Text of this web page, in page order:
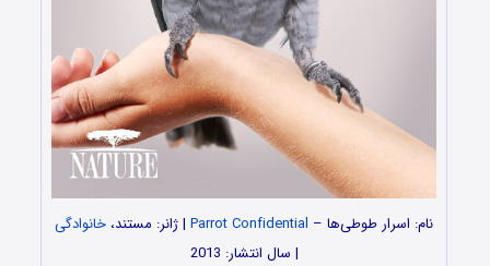
نام: اسرار طوطی‌ها – Parrot Confidential | ژانر: مستند، خانوادگی
| سال انتشار: 2013